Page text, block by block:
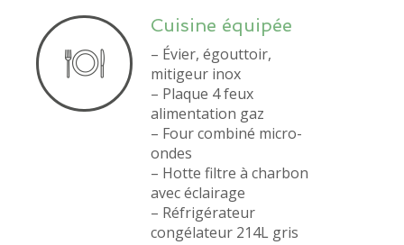
Cuisine équipée
– Évier, égouttoir,
mitigeur inox
– Plaque 4 feux
alimentation gaz
– Four combiné micro-
ondes
– Hotte filtre à charbon
avec éclairage
– Réfrigérateur
congélateur 214L gris